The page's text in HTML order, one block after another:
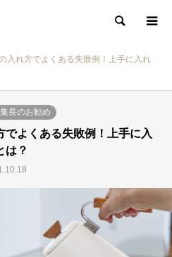
検索
入れ方でよくある失敗例！上手に入れ
長のお勧め
でよくある失敗例！上手に入
は？